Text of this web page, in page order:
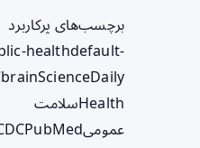
برچسب‌های پرکاربرد
healthdefault-
brainScienceDaily
Healthسلامت
عمومیPubMed